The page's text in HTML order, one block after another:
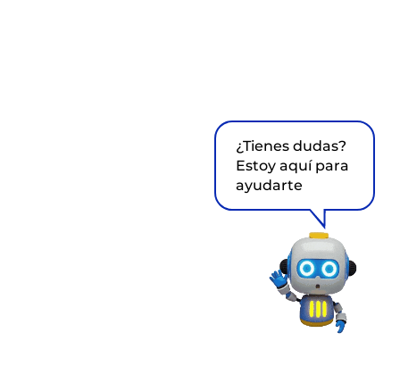
¿Tienes dudas?
Estoy aquí para
ayudarte